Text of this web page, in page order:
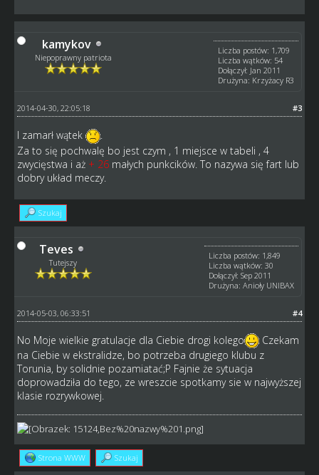
kamykov
Niepoprawny patriota
Liczba postów: 1,709
Liczba wątków: 54
Dołączył: Jan 2011
Drużyna: Krzyżacy R3
#3
2014-04-30, 22:05:18
I zamarł wątek
.
Za to się pochwalę bo jest czym , 1 miejsce w tabeli , 4
zwycięstwa i aż + 26małych punkcików. To nazywa się fart lub
dobry układ meczy.
Szukaj
Teves
Tutejszy
Liczba postów: 1,849
Liczba wątków: 30
Dołączył: Sep 2011
Drużyna: Anioły UNIBAX
#4
2014-05-03, 06:33:51
No Moje wielkie gratulacje dla Ciebie drogi kolego
Czekam
na Ciebie w ekstralidze, bo potrzeba drugiego klubu z
Torunia, by solidnie pozamiatać;P Fajnie że sytuacja
doprowadziła do tego, ze wreszcie spotkamy sie w najwyższej
klasie rozrywkowej.
Strona WWW Szukaj